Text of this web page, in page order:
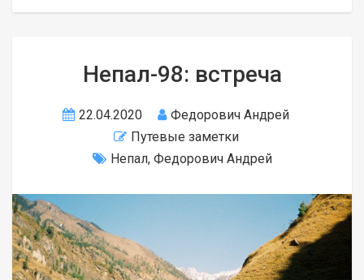
Непал-98: встреча
22.04.2020
Федорович Андрей
Путевые заметки
Непал, Федорович Андрей